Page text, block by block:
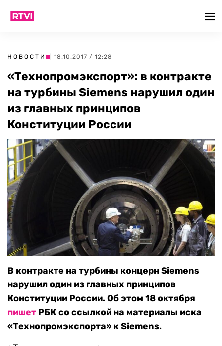
НОВОСТИ | 18.10.2017 / 12:28
«Технопромэкспорт»: в контракте
на турбины Siemens нарушил один
из главных принципов
Конституции России
В контракте на турбины концерн Siemens
нарушил один из главных принципов
Конституции России. Об этом 18 октября
пишет РБК со ссылкой на материалы иска
«Технопромэкспорта» к Siemens.